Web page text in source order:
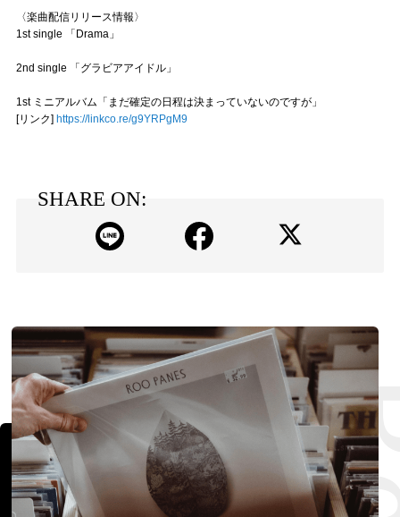
〈楽曲配信リリース情報〉
1st single 「Drama」
2nd single 「グラビアアイドル」
1st ミニアルバム「まだ確定の日程は決まっていないのですが」
[リンク] https://linkco.re/g9YRPgM9
SHARE ON: